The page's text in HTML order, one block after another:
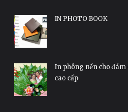
IN PHOTO BOOK
In phông nền cho
cao cấp